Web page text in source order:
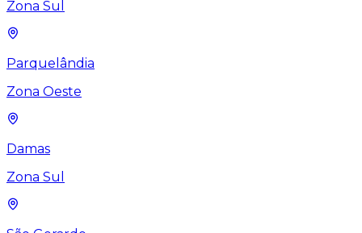
Zona Sul
Parquelândia
Zona Oeste
Damas
Zona Sul